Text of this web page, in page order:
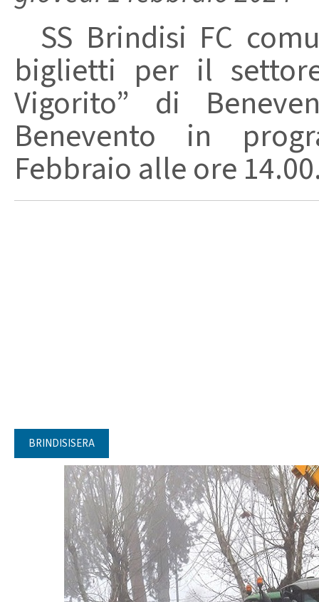
SS Brindisi FC
biglietti per il
Vigorito” di
Benevento in
Febbraio alle ore
BRINDISISERA